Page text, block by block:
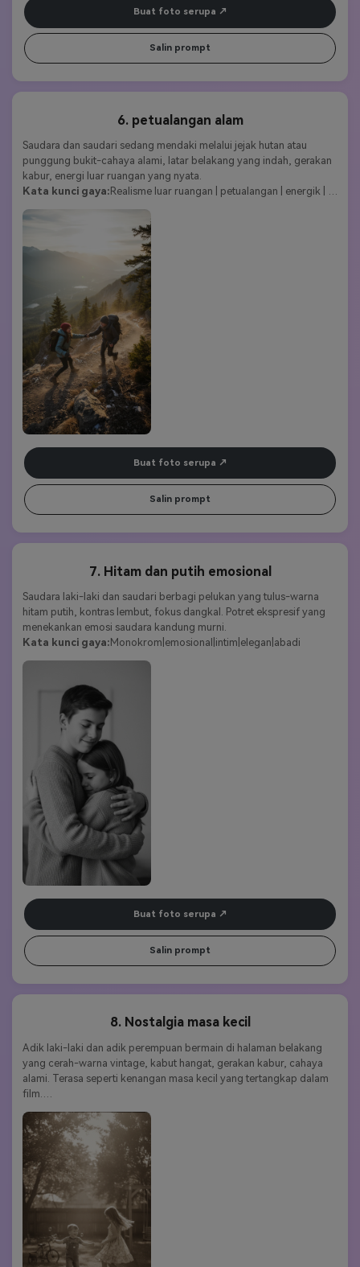
Buat foto serupa
Salin prompt
6. petualangan alam
Saudara dan saudari sedang mendaki melalui jejak hutan atau
punggung bukit-cahaya alami, latar belakang yang indah, gerakan
kabur, energi luar ruangan yang nyata.
Kata kunci gaya: Realisme luar ruangan | petualangan | energik |
alam | pemandangan
Buat foto serupa
Salin prompt
7. Hitam dan putih emosional
Saudara laki-laki dan saudari berbagi pelukan yang tulus-warna
hitam putih, kontras lembut, fokus dangkal. Potret ekspresif yang
menekankan emosi saudara kandung murni.
Kata kunci gaya: Monokrom|emosional|intim|elegan|abadi
Buat foto serupa
Salin prompt
8. Nostalgia masa kecil
Adik laki-laki dan adik perempuan bermain di halaman belakang
yang cerah-warna vintage, kabut hangat, gerakan kabur, cahaya
alami. Terasa seperti kenangan masa kecil yang tertangkap dalam
film.
Kata kunci
gaya:Nostalgik|hangat|menyenangkan|Vintage|realistis